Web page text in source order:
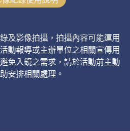
及影像拍攝，拍攝內容可能運用
動報導或主辦單位之相關宣傳用
免入鏡之需求，請於活動前主動
安排相關處理。